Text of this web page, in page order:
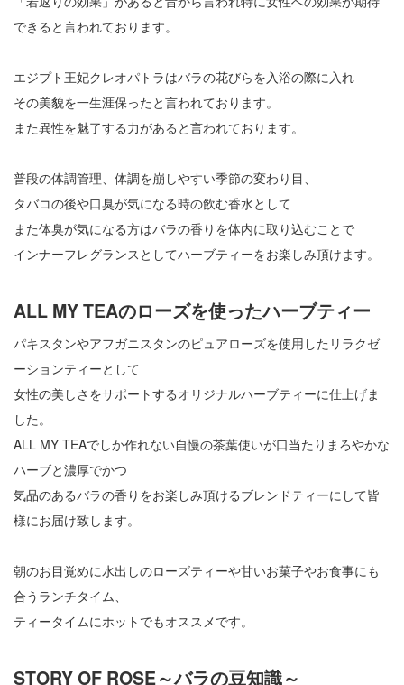
できると言われております。
エジプト王妃クレオパトラはバラの花びらを入浴の際に入れ
その美貌を一生涯保ったと言われております。
また異性を魅了する力があると言われております。
普段の体調管理、体調を崩しやすい季節の変わり目、
タバコの後や口臭が気になる時の飲む香水として
また体臭が気になる方はバラの香りを体内に取り込むことで
インナーフレグランスとしてハーブティーをお楽しみ頂けます。
ALL MY TEAのローズを使ったハーブティー
パキスタンやアフガニスタンのピュアローズを使用したリラクゼ
ーションティーとして
女性の美しさをサポートするオリジナルハーブティーに仕上げま
した。
ALL MY TEAでしか作れない自慢の茶葉使いが口当たりまろやかな
ハーブと濃厚でかつ
気品のあるバラの香りをお楽しみ頂けるブレンドティーにして皆
様にお届け致します。
朝のお目覚めに水出しのローズティーや甘いお菓子やお食事にも
合うランチタイム、
ティータイムにホットでもオススメです。
STORY OF ROSE～バラの豆知識～